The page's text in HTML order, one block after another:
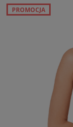
PROMOCJA